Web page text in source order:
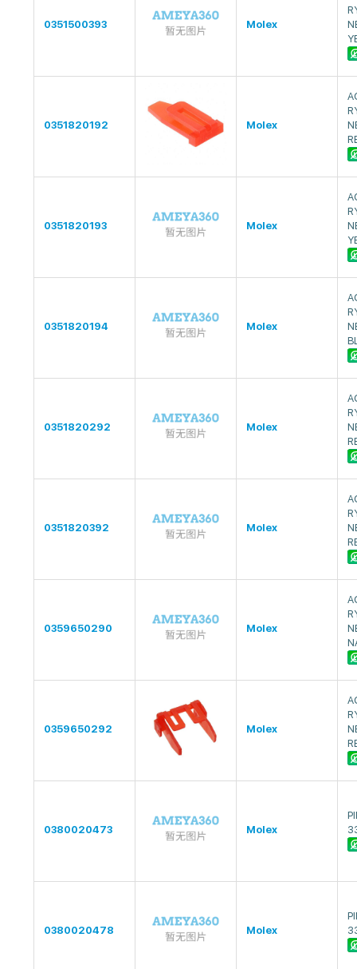
0351500393 Molex
0351820192 Molex
0351820193 Molex
0351820194 Molex
0351820292 Molex
0351820392 Molex
0359650290 Molex
0359650292 Molex
0380020473 Molex
0380020478 Molex